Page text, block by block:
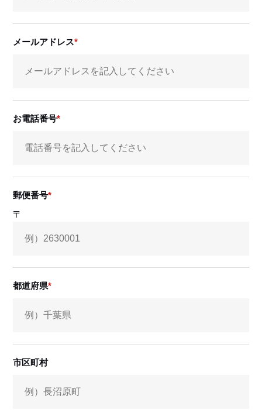
メールアドレス
お電話番号
郵便番号
〒
都道府県
市区町村